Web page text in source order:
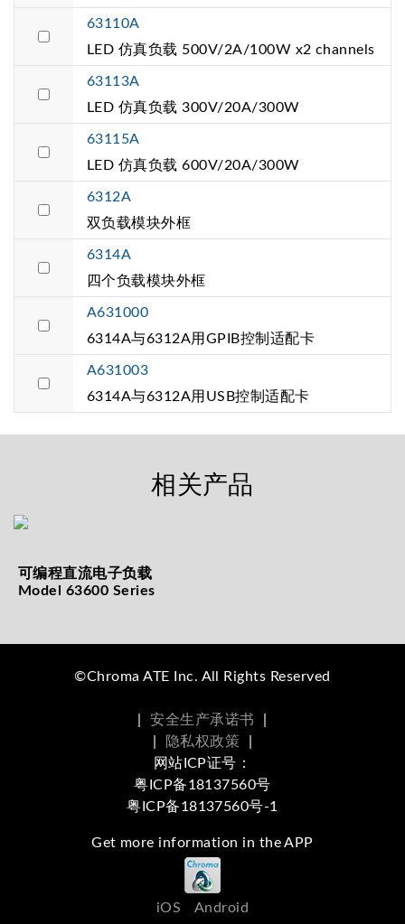
63110A
LED 仿真负载 500V/2A/100W x2 channels
63113A
LED 仿真负载 300V/20A/300W
63115A
LED 仿真负载 600V/20A/300W
6312A
双负载模块外框
6314A
四个负载模块外框
A631000
6314A与6312A用GPIB控制适配卡
A631003
6314A与6312A用USB控制适配卡
相关产品
可编程直流电子负载
Model 63600 Series
©Chroma ATE Inc. All Rights Reserved
安全生产承诺书
隐私权政策
网站ICP证号：
粤ICP备18137560号
粤ICP备18137560号-1
Get more information in the APP
iOS Android